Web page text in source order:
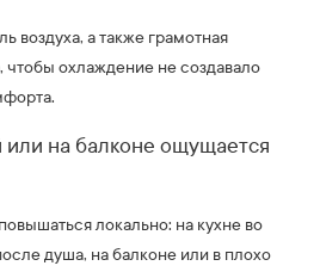
воздуха, а также грамотная
чтобы охлаждение не создавало
или на балконе ощущается
локально: на кухне во
душа, на балконе или в плохо